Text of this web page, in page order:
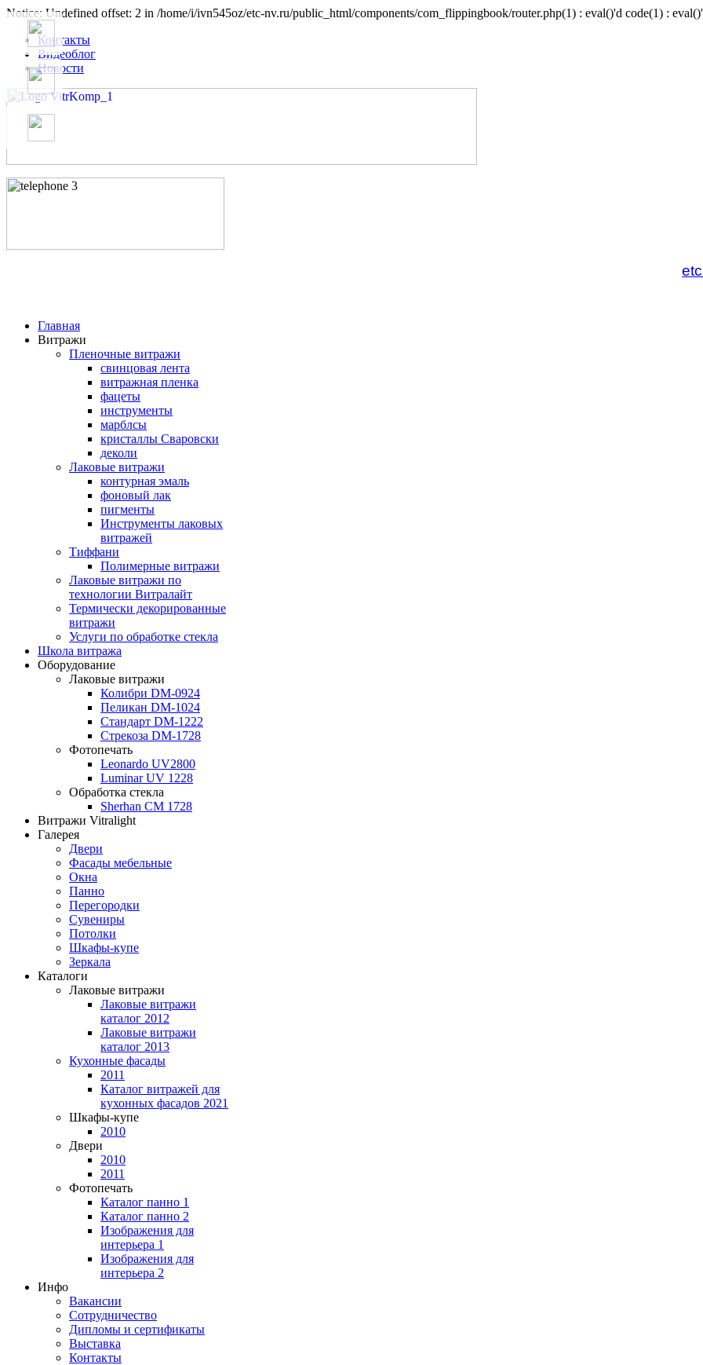
Notice: Undefined offset: 2 in /home/i/ivn545oz/etc-nv.ru/public_html/components/com_flippingbook/router.php(1) : eval()'d code(1) :
Контакты
Видеоблог
Новости
Главная
Витражи
Пленочные витражи
свинцовая лента
витражная пленка
фацеты
инструменты
марблсы
кристаллы Сваровски
деколи
Лаковые витражи
контурная эмаль
фоновый лак
пигменты
Инструменты лаковых
витражей
Тиффани
Полимерные витражи
Лаковые витражи по
технологии Витралайт
Термически декорированные
витражи
Услуги по обработке стекла
Школа витража
Оборудование
Лаковые витражи
Колибри DM-0924
Пеликан DM-1024
Стандарт DM-1222
Стрекоза DM-1728
Фотопечать
Leonardo UV2800
Luminar UV 1228
Обработка стекла
Sherhan CM 1728
Витражи Vitralight
Галерея
Двери
Фасады мебельные
Окна
Панно
Перегородки
Сувениры
Потолки
Шкафы-купе
Зеркала
Каталоги
Лаковые витражи
Лаковые витражи
каталог 2012
Лаковые витражи
каталог 2013
Кухонные фасады
2011
Каталог витражей для
кухонных фасадов 2021
Шкафы-купе
2010
Двери
2010
2011
Фотопечать
Каталог панно 1
Каталог панно 2
Изображения для
интерьера 1
Изображения для
интерьера 2
Инфо
Вакансии
Сотрудничество
Дипломы и сертификаты
Выставка
Контакты